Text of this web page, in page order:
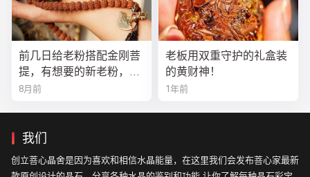
前几日给老粉搭配金刚菩
提，有想要的新老粉，都
可以来排队
8月前
老板用双重守护的礼盒装
的黄财神！
1年前
我们
创立菩心晶舍是因为喜欢和相信水晶能量，在这里我们会发布菩心家最新